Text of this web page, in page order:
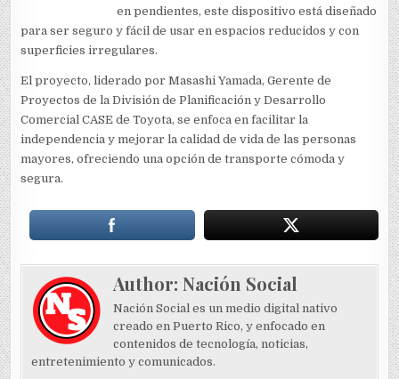
en pendientes, este dispositivo está diseñado
para ser seguro y fácil de usar en espacios reducidos y con
superficies irregulares.
El proyecto, liderado por Masashi Yamada, Gerente de
Proyectos de la División de Planificación y Desarrollo
Comercial CASE de Toyota, se enfoca en facilitar la
independencia y mejorar la calidad de vida de las personas
mayores, ofreciendo una opción de transporte cómoda y
segura.
Author:Nación Social
Nación Social es un medio digital nativo
creado en Puerto Rico, y enfocado en
contenidos de tecnología, noticias,
entretenimiento y comunicados.